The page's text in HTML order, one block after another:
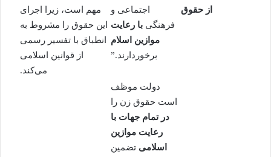
از حقوق
اجتماعی و
فرهنگی با رعایت
موازین اسلام
برخوردارند.”
مهم است، زیرا اجرای
این حقوق را مشروط به
انطباق با تفسیر رسمی
از قوانین اسلامی
می‌کند.
دولت موظف
است حقوق زن را
در تمام جهات با
رعایت موازین
اسلامی تضمین